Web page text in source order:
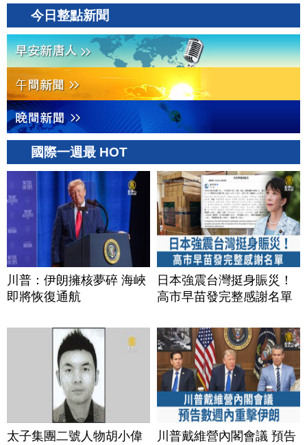
今日整點新聞
國際一週最 HOT
川普：伊朗擁核夢碎 海峽
即將恢復通航
日本強震台灣挺身賑災！
高市早苗發完整感謝名單
太子集團二號人物胡小偉
川普戴維營內閣會議 預告